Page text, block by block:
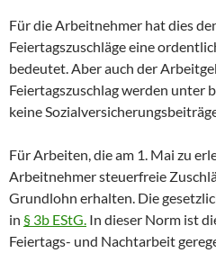
Für die Arbeitnehmer hat dies
Feiertagszuschläge eine
bedeutet. Aber auch der
Feiertagszuschlag werden unter
keine
Für Arbeiten, die am 1. Mai zu
Arbeitnehmer steuerfreie
Grundlohn erhalten. Die
in § 3b EStG. In dieser Norm ist
Feiertags- und Nachtarbeit